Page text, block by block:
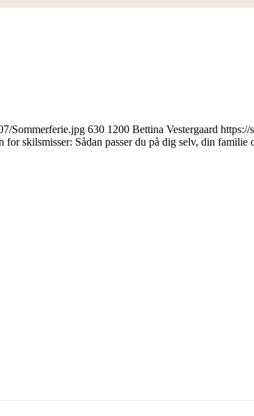
Sommerferie.jpg 630 1200 Bettina Vestergaard https://
for skilsmisser: Sådan passer du på dig selv, din